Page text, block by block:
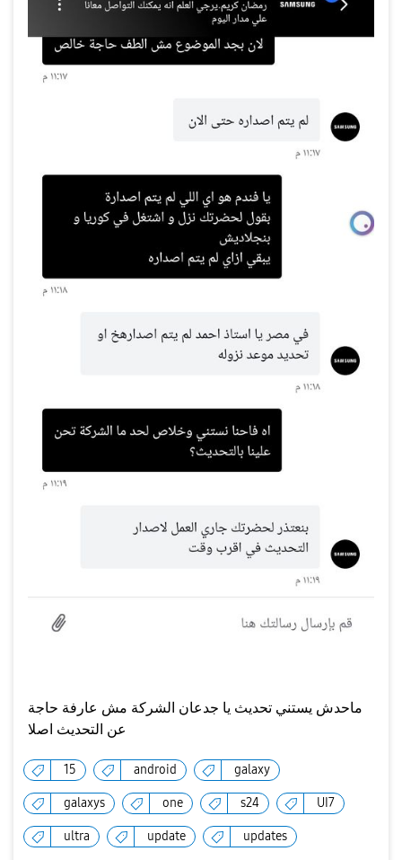
ماحدش يستني تحديث يا جدعان الشركة مش عارفة حاجة
عن التحديث اصلا
15 android galaxy
galaxys one s24 UI7
ultra update updates